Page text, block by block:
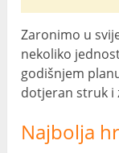
Zaronimo u
nekoliko
godišnjem
dotjeran struk i
Najbolja